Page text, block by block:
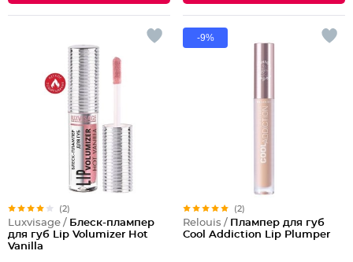
(2)
Luxvisage / Блеск-плампер
для губ Lip Volumizer Hot
Vanilla
-9%
(2)
Relouis / Плампер для губ
Cool Addiction Lip Plumper